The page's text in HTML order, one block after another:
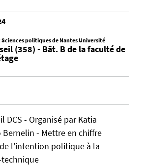
politiques de Nantes Université
(358) - Bât. B de la faculté de
DCS - Organisé par Katia
Bernelin - Mettre en chiffre
l'intention politique à la